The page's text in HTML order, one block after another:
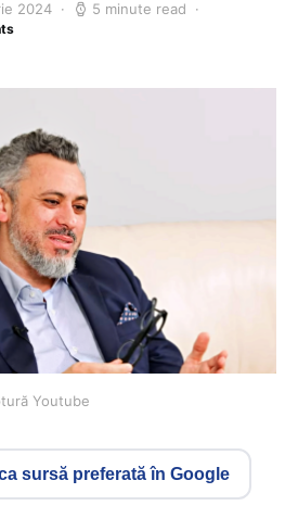
2024 5 minute read
Youtube
sursă preferată în Google